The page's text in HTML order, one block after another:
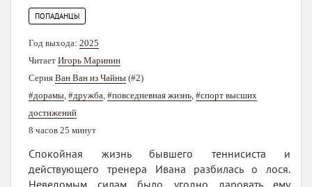
ПОПАДАНЦЫ
Год выхода: 2025
Читает Игорь Маринин
Серия Ван Ван из Чайны (#2)
#дорамы, #дружба, #повседневная жизнь, #спорт высших
достижений
8 часов 25 минут
Спокойная жизнь бывшего теннисиста и
действующего тренера Ивана разбилась о лося.
Неведомым силам было угодно даровать ему